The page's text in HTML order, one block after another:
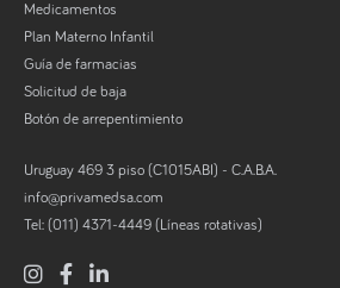
Medicamentos
Plan Materno Infantil
Guía de farmacias
Solicitud de baja
Botón de arrepentimiento
Uruguay 469 3 piso (C1015ABI) - C.A.B.A.
info@privamedsa.com
Tel: (011) 4371-4449 (Líneas rotativas)